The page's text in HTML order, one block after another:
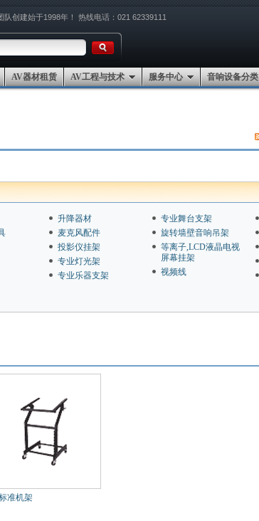
队创建始于1998年！ 热线电话：021 62339111
AV器材租赁 AV工程与技术 服务中心 音响设备分类
升降器材
麦克风配件
投影仪挂架
专业灯光架
专业乐器支架
专业舞台支架
旋转墙壁音响吊架
等离子,LCD液晶电视
屏幕挂架
视频线
准机架